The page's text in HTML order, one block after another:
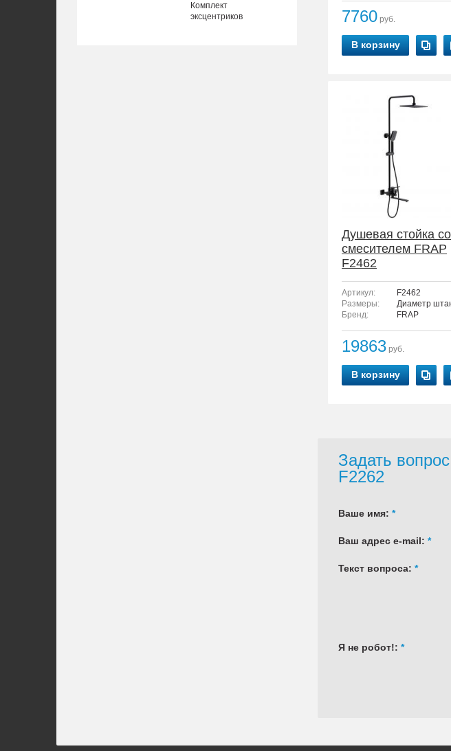
Комплект
эксцентриков
7760 руб.
В корзину
Душевая стойка со
смесителем FRAP
F2462
Артикул:
F2462
Размеры:
Диаметр
Бренд:
FRAP
19863 руб.
В корзину
Задать
F2262
Ваше имя: *
Ваш адрес e-mail: *
Текст вопроса: *
Я не робот!: *